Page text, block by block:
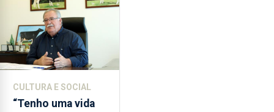
CULTURA E SOCIAL
“Tenho uma vida